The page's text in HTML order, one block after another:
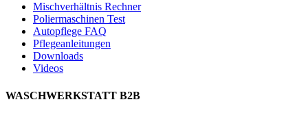
Mischverhältnis Rechner
Poliermaschinen Test
Autopflege FAQ
Pflegeanleitungen
Downloads
Videos
WASCHWERKSTATT B2B